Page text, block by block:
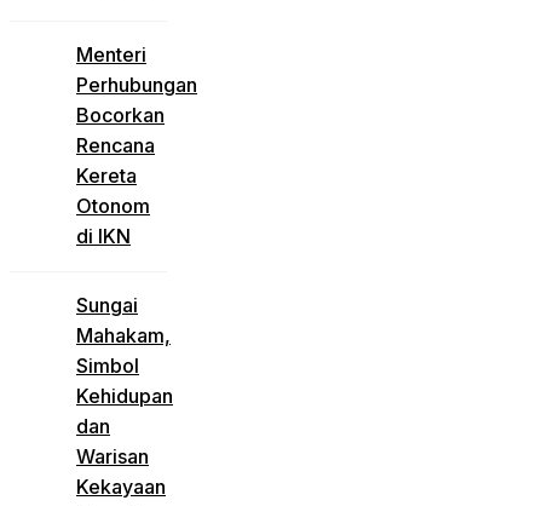
Menteri
Perhubungan
Bocorkan
Rencana
Kereta
Otonom
di IKN
Sungai
Mahakam,
Simbol
Kehidupan
dan
Warisan
Kekayaan